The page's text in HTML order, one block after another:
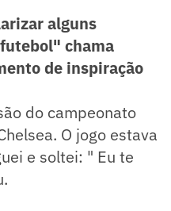
alguns
chama
de inspiração
do campeonato
O jogo estava
e soltei: " Eu te